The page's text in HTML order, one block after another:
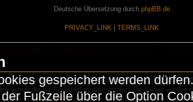
Deutsche Übersetzung durch phpBB.de
PRIVACY_LINK TERMS_LINK
Wir sind nicht kommerziell und die Banner
verwendet um Freaktreffen auszurichten. Die Server werden
wirHomepageEasy. Wenn Ihr Fragen oder
gespeichert werden
Fußzeile über die Option